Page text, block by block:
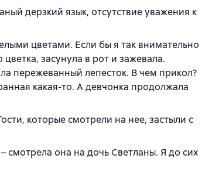
дерзкий язык, отсутствие уважения к
цветами. Если бы я так внимательно
засунула в рот и зажевала.
пережеванный лепесток. В чем прикол?
какая-то. А девчонка продолжала
которые смотрели на нее, застыли с
смотрела она на дочь Светланы. Я до сих